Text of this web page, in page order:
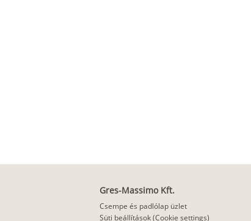
Gres-Massimo Kft.
Csempe és padlólap üzlet
Süti beállítások (Cookie settings)